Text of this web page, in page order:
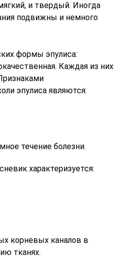
и твердый. Иногда
подвижны и немного
формы эпулиса:
Каждая из них
эпулиса являются:
течение болезни.
характеризуется:
корневых каналов в
тканях.